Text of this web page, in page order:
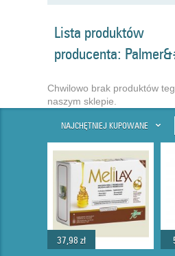
Lista produktów
producenta:
Chwilowo brak produktów
naszym sklepie.
NAJCHĘTNIEJ KUPOWANE
37,98 zł